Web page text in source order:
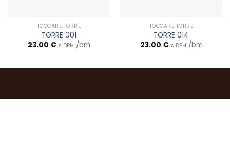
TOCCARE TORRE
TORRE 001
23.00 € s DPH /bm
TOCCARE TORRE
TORRE 014
23.00 € s DPH /bm